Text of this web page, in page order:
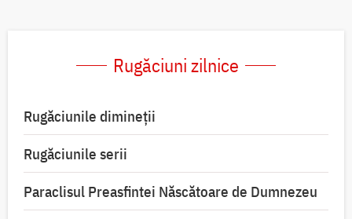
Rugăciuni zilnice
Rugăciunile dimineții
Rugăciunile serii
Paraclisul Preasfintei Născătoare de Dumnezeu